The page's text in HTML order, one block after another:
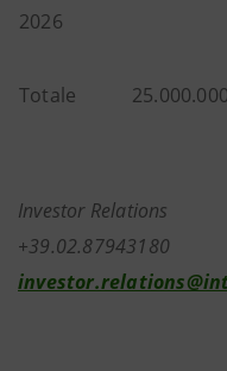
2026
Totale 25.000.000
Investor Relations
+39.02.87943180